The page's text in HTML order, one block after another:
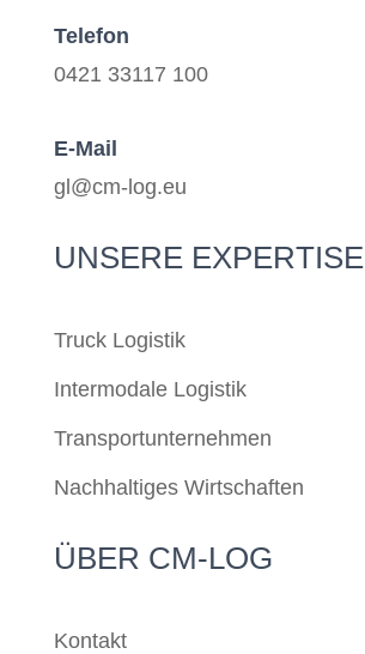
Telefon
0421 33117 100
E-Mail
gl@cm-log.eu
UNSERE EXPERTISE
Truck Logistik
Intermodale Logistik
Transportunternehmen
Nachhaltiges Wirtschaften
ÜBER CM-LOG
Kontakt